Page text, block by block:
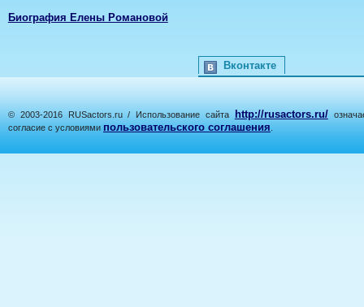
Биография Елены Романовой
Вконтакте
© 2003-2016 RUSactors.ru / Использование сайта http://rusactors.ru/
согласие с условиями пользовательского соглашения